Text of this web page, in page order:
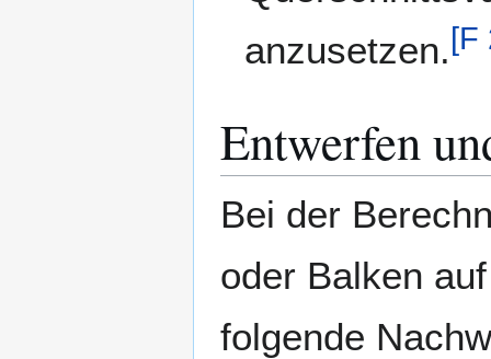
anzusetzen.[F
Entwerfen
Bei der
oder Balken
folgende